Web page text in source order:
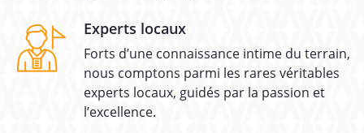
Experts locaux
Forts d’une connaissance intime du terrain,
nous comptons parmi les rares véritables
experts locaux, guidés par la passion et
l’excellence.